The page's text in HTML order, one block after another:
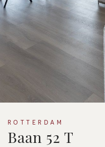
ROTTERDAM
Baan 52 T